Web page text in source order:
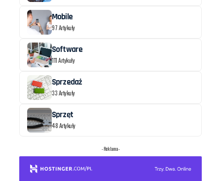
Mobile
97 Artykuły
Software
111 Artykuły
Sprzedaż
33 Artykuły
Sprzęt
48 Artykuły
- Reklama -